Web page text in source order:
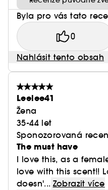
Byla pro vás tato
0
Nahlásit tento obsah
Leelee41
Žena
35-44 let
Sponozorovaná
The must have
I love this, as a
love with this scent!!
doesn'... Zobrazit více